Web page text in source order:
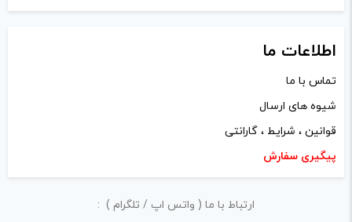
اطلاعات ما
تماس با ما
شیوه های ارسال
قوانین ، شرایط ، گارانتی
پیگیری سفارش
ارتباط با ما ( واتس اپ / تلگرام ) :